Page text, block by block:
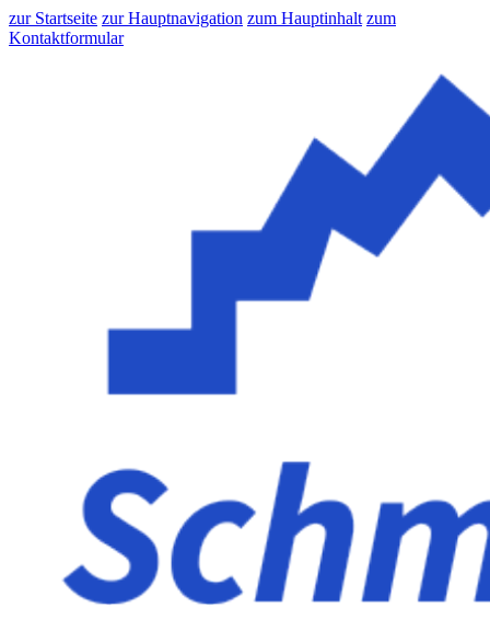
zur Startseite zur Hauptnavigation zum Hauptinhalt zum
Kontaktformular